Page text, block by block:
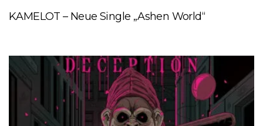
KAMELOT – Neue Single „Ashen World“